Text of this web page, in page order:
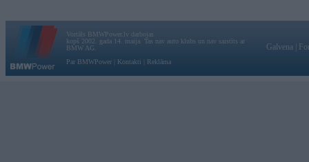
Vortāls BMWPower.lv darbojas
kopš 2002. gada 14. maija. Tas nav auto klubs un nav saistīts ar
BMW AG.
Par BMWPower
Kontakti Reklāma
Galvena